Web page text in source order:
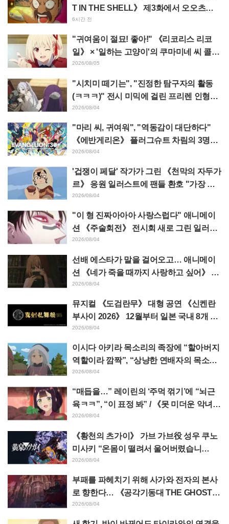
T IN THE SHELL》 제3화에서 오오츠카
아키오가 연기하는 마레스 대령 등장! 캐스
트 코멘트 & 엔드 카드 공개
6시간 전
"귀여움이 절묘! 좋아!" 《리코리스 리코
일》 × '일하는 고양이'의 쿠마미네 씨 콜라
보 발표에 "좋아!" 반응 잇따라
2026/08/05
"시치미 떼기는", "진정한 탐구자의 활동
(ㅋㅋㅋ)" 전시 미믹에 걸린 프리렌 인형에
태클 쇄도 《장송의 프리렌》
2026/08/04
"마리 씨, 귀여워", "역동감이 대단하다"
《에반게리온》 플러그슈트 차림의 3명을
그린 마츠바라 히데노리 씨의 아름다운 드
로잉 공개에 화제
2026/08/04
'겁쟁이 페달' 작가가 그린 《천막의 자두가
르》 응원 일러스트에 팬들 환호 "가장 평
소 그림체가 다른 사람이 그리면 이렇게 된
다"
2026/08/04
"이 형 진짜아아아 사랑스럽다" 애니메이
션 《주술회전》 전시회 새로 그린 일러스
트에서 이타도리 유지에게 다가가는 초소
2026/08/04
선배 에스타가 말을 걸어오고… 애니메이
션 《네가 죽을 때까지 사랑하고 싶어》 제
5화 줄거리·장면 컷·WEB 예고·에피소드
포스터 공개
2026/08/04
뮤지컬 《도검란무》 대형 공연 《신켄란
부사이 2026》 12월부터 일본 국내 8개 도
시에서 개최 결정! 총 44도검남사가 집결
2026/08/04
이시다 아키라 목소리의 족장에 “할아버지
역할이라 깜짝”, “상냥한 연배자의 목소리
도 좋네” 애니메이션 《천막의 자두가르》
6화
2026/08/04
“매듭을…” 레이린의 ‘주먹 꺾기’에 “뇌근
육ㅋㅋ”, “이 표정 봐” / 《못 미더운 악녀입
니다만》 4화
2026/08/04
《황천의 츠가이》 가브 가브役 성우 쿠노
미사키 “온몸이 떨려서 울어버렸습니
다…” 제17화에서의 “혼신의 명연” 비하인
드를 밝히다
2026/08/04
부패를 파헤치기 위해 사가와 전자의 본사
로 향한다… 《공각기동대 THE GHOST I
N THE SHELL》 제5화 줄거리·장면 컷·에
피소드 비주얼 공개
2026/08/04